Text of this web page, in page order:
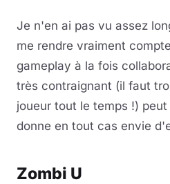
Je n'en ai pas vu assez
me rendre vraiment
gameplay à la fois
très contraignant (il faut
joueur tout le temps !)
donne en tout cas envie
Zombi U